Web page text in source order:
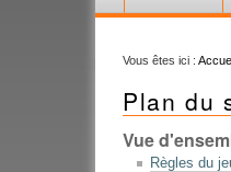
Vous êtes ici :
Plan du
Vue
Règles du